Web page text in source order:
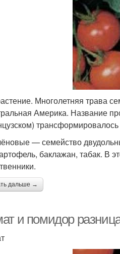
Многолетняя трава
Америка. Название
— семейство
баклажан, табак. В
дальше →
и помидор